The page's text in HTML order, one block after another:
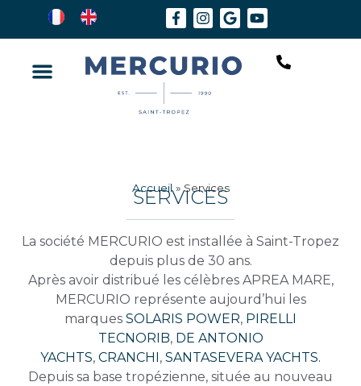
Accueil»Services
SERVICES
La société MERCURIO est installée à Saint-Tropez
depuis plus de 30 ans.
Après avoir distribué les célèbres APREA MARE,
MERCURIO représente aujourd’hui les
marques SOLARIS POWER, PIRELLI
TECNORIB, DE ANTONIO
YACHTS, CRANCHI , SANTASEVERA YACHTS.
Depuis sa base tropézienne, située au nouveau